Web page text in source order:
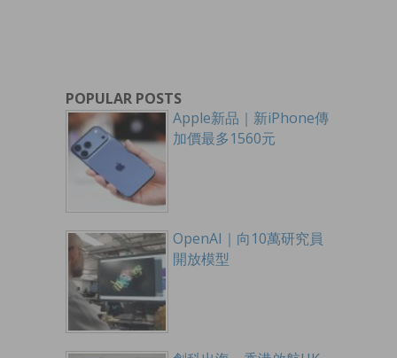
POPULAR POSTS
Apple新品｜新iPhone傳
加價最多1560元
OpenAI｜向10萬研究員
開放模型